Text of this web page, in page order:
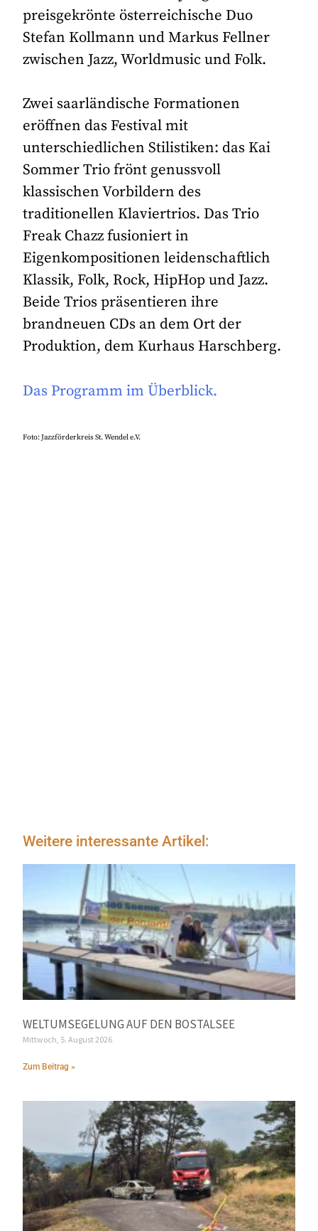
preisgekrönte österreichische Duo
Stefan Kollmann und Markus Fellner
zwischen Jazz, Worldmusic und Folk.
Zwei saarländische Formationen
eröffnen das Festival mit
unterschiedlichen Stilistiken: das Kai
Sommer Trio frönt genussvoll
klassischen Vorbildern des
traditionellen Klaviertrios. Das Trio
Freak Chazz fusioniert in
Eigenkompositionen leidenschaftlich
Klassik, Folk, Rock, HipHop und Jazz.
Beide Trios präsentieren ihre
brandneuen CDs an dem Ort der
Produktion, dem Kurhaus Harschberg.
Das Programm im Überblick.
Foto: Jazzförderkreis St. Wendel e.V.
Weitere interessante Artikel:
WELTUMSEGELUNG AUF DEN BOSTALSEE
Mittwoch, 5. August 2026
Zum Beitrag »